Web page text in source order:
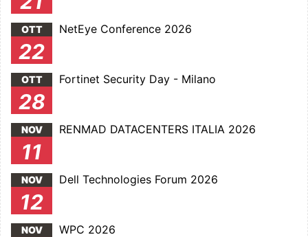
OTT
22
NetEye Conference 2026
OTT
28
Fortinet Security Day - Milano
NOV
11
RENMAD DATACENTERS ITALIA 2026
NOV
12
Dell Technologies Forum 2026
NOV WPC 2026